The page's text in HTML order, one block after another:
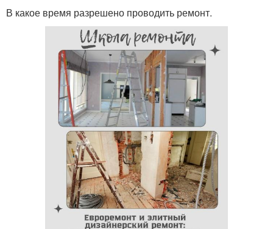
В какое время разрешено проводить ремонт.